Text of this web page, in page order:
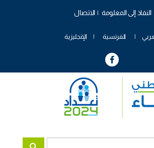
الاتصال النفاذ إلى المعلومة
الفرنسية الإنجليزية